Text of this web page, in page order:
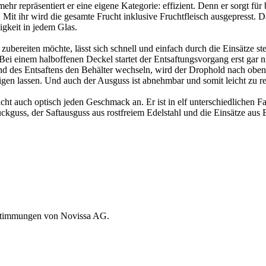
repräsentiert er eine eigene Kategorie: effizient. Denn er sorgt
ihr wird die gesamte Frucht inklusive Fruchtfleisch ausgepresst.
in jedem Glas.
möchte, lässt sich schnell und einfach durch die Einsätze
einem halboffenen Deckel startet der Entsaftungsvorgang erst
des Entsaftens den Behälter wechseln, wird der Drophold nach
lassen. Und auch der Ausguss ist abnehmbar und somit leicht zu
auch optisch jeden Geschmack an. Er ist in elf unterschiedlichen
der Saftausguss aus rostfreiem Edelstahl und die Einsätze
von Novissa AG.